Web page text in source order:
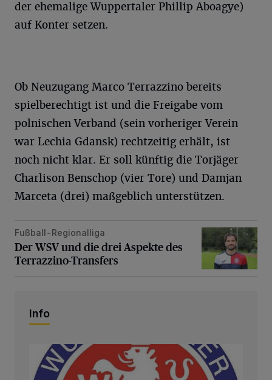
der ehemalige Wuppertaler Phillip Aboagye)
auf Konter setzen.
Ob Neuzugang Marco Terrazzino bereits
spielberechtigt ist und die Freigabe vom
polnischen Verband (sein vorheriger Verein
war Lechia Gdansk) rechtzeitig erhält, ist
noch nicht klar. Er soll künftig die Torjäger
Charlison Benschop (vier Tore) und Damjan
Marceta (drei) maßgeblich unterstützen.
Der WSV und die drei Aspekte des Terrazzino-Transfers
Fußball-Regionalliga
Der WSV und die drei Aspekte des
Terrazzino-Transfers
Info